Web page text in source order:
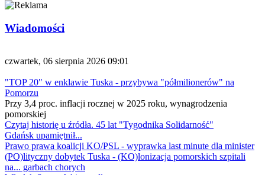
Wiadomości
czwartek, 06 sierpnia 2026 09:01
"TOP 20" w enklawie Tuska - przybywa "półmilionerów" na
Pomorzu
Przy 3,4 proc. inflacji rocznej w 2025 roku, wynagrodzenia
pomorskiej
Czytaj historię u źródła. 45 lat "Tygodnika Solidarność"
Gdańsk upamiętnił...
Prawo prawa koalicji KO/PSL - wyprawka last minute dla minister
(PO)lityczny dobytek Tuska - (KO)lonizacja pomorskich szpitali
na... garbach chorych